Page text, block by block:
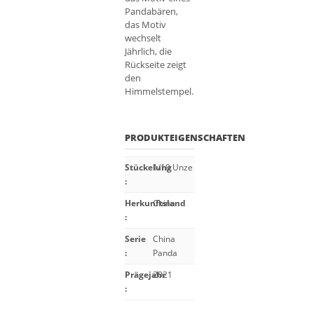
Pandabären,
das Motiv
wechselt
Jährlich, die
Rückseite zeigt
den
Himmelstempel.
PRODUKTEIGENSCHAFTEN
Stückelung
:
1/10 Unze
Herkunftsland
:
China
Serie
:
China
Panda
Prägejahr
:
2021